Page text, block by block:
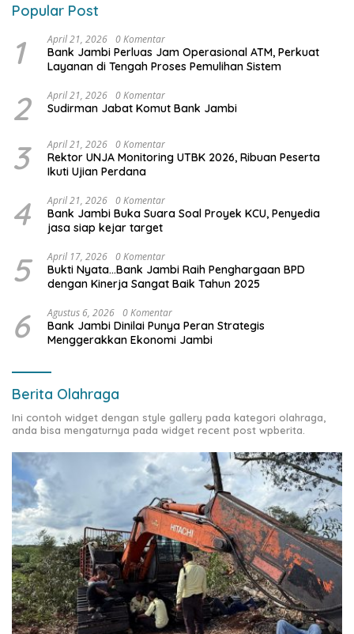
Popular Post
1 April 21, 2026 0 Komentar
Bank Jambi Perluas Jam Operasional ATM, Perkuat
Layanan di Tengah Proses Pemulihan Sistem
2 April 21, 2026 0 Komentar
Sudirman Jabat Komut Bank Jambi
3 April 21, 2026 0 Komentar
Rektor UNJA Monitoring UTBK 2026, Ribuan Peserta
Ikuti Ujian Perdana
4 April 21, 2026 0 Komentar
Bank Jambi Buka Suara Soal Proyek KCU, Penyedia
jasa siap kejar target
5 April 17, 2026 0 Komentar
Bukti Nyata…Bank Jambi Raih Penghargaan BPD
dengan Kinerja Sangat Baik Tahun 2025
6 Agustus 6, 2026 0 Komentar
Bank Jambi Dinilai Punya Peran Strategis
Menggerakkan Ekonomi Jambi
Berita Olahraga
Ini contoh widget dengan style gallery pada kategori olahraga,
anda bisa mengaturnya pada widget recent post wpberita.